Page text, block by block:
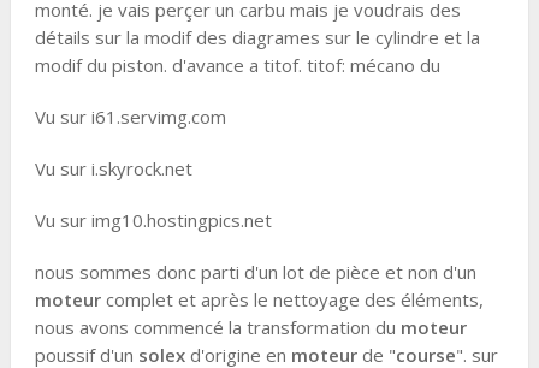
monté. je vais perçer un carbu mais je voudrais des
détails sur la modif des diagrames sur le cylindre et la
modif du piston. d'avance a titof. titof: mécano du
Vu sur i61.servimg.com
Vu sur i.skyrock.net
Vu sur img10.hostingpics.net
nous sommes donc parti d'un lot de pièce et non d'un
moteurcomplet et après le nettoyage des éléments,
nous avons commencé la transformation du moteur
poussif d'un solexd'origine en moteurde "course". sur